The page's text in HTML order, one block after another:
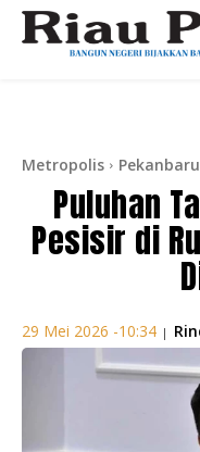
Metropolis Pekanbaru
Puluhan
Pesisir di
29 Mei 2026 -10:34 |